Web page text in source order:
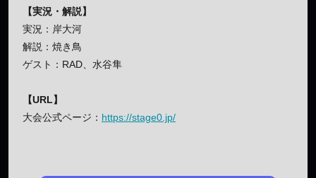
【実況・解説】
実況：岸大河
解説：焼き鳥
ゲスト：RAD、水谷隼
【URL】
大会公式ページ： https://stage0.jp/